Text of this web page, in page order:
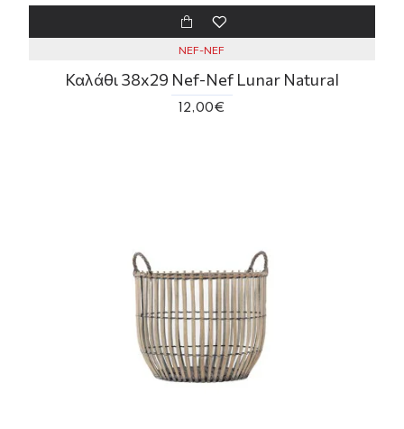
NEF-NEF
Καλάθι 38x29 Nef-Nef Lunar Natural
12,00€